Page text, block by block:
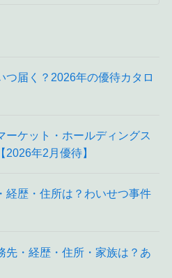
つ届く？2026年の優待カタロ
ーケット・ホールディングス
年2月優待】
経歴・住所は？わいせつ事件
先・経歴・住所・家族は？あ